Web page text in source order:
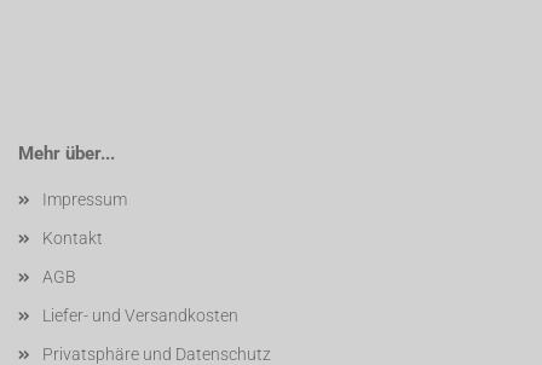
Mehr über...
Impressum
Kontakt
AGB
Liefer- und Versandkosten
Privatsphäre und Datenschutz